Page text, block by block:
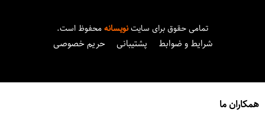
تمامی حقوق برای سایتنویسانهمحفوظ است.
شرایط و ضوابط پشتیبانی حریم خصوصی
همکاران ما